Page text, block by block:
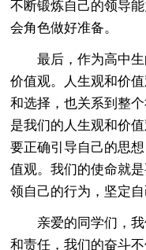
不断锻炼自己的领导
会角色做好准备。
最后，作为高中生
价值观。人生观和价
和选择，也关系到整
是我们的人生观和价
要正确引导自己的思
值观。我们的使命就
领自己的行为，坚定
亲爱的同学们，我
和责任，我们的奋斗